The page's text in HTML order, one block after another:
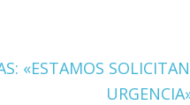
«ESTAMOS